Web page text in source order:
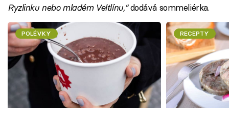
Ryzlinku nebo mladém Veltlínu,“dodává sommeliérka.
POLÉVKY RECEPTY